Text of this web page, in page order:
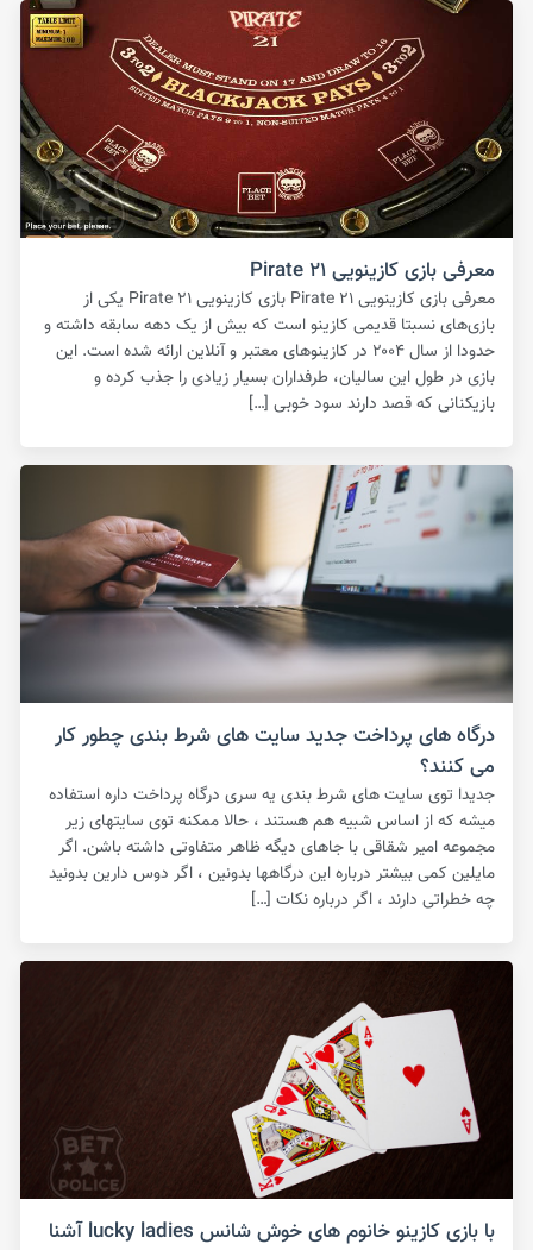
معرفی بازی کازینویی Pirate ۲۱
معرفی بازی کازینویی Pirate ۲۱ بازی کازینویی Pirate ۲۱ یکی از
بازی‌های نسبتا قدیمی کازینو است که بیش از یک دهه سابقه داشته و
حدودا از سال ۲۰۰۴ در کازینوهای معتبر و آنلاین ارائه شده است. این
بازی در طول این سالیان، طرفداران بسیار زیادی را جذب کرده و
بازیکنانی که قصد دارند سود خوبی […]
درگاه های پرداخت جدید سایت های شرط بندی چطور کار
می کنند؟
جدیدا توی سایت های شرط بندی یه سری درگاه پرداخت داره استفاده
میشه که از اساس شبیه هم هستند ، حالا ممکنه توی سایتهای زیر
مجموعه امیر شقاقی با جاهای دیگه ظاهر متفاوتی داشته باشن. اگر
مایلین کمی بیشتر درباره این درگاهها بدونین ، اگر دوس دارین بدونید
چه خطراتی دارند ، اگر درباره نکات […]
با بازی کازینو خانوم های خوش شانس lucky ladies آشنا